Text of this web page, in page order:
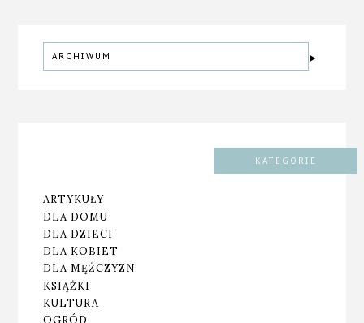
ARCHIWUM
KATEGORIE
ARTYKUŁY
DLA DOMU
DLA DZIECI
DLA KOBIET
DLA MĘŻCZYZN
KSIĄŻKI
KULTURA
OGRÓD